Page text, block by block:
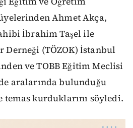
Ahmet Akça,
İbrahim Taşel ile
(TÖZOK) İstanbul
ve TOBB Eğitim Meclisi
aralarında bulunduğu
kurduklarını söyledi.